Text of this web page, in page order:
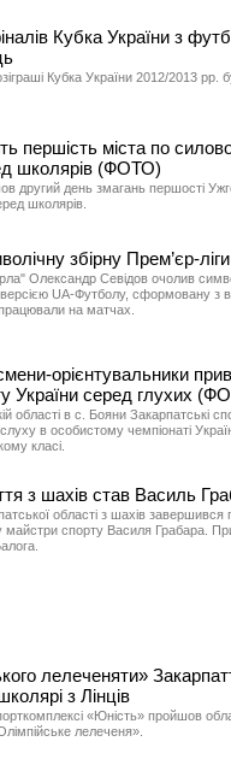
Кубка України з
Кубка України 2012/2013 рр.
першість міста по
школярів (ФОТО)
другий день змагань першості
школярів.
збірну Прем’єр-
Олександр Севідов очолив
версією UA-Футболу, сформовану з
на матчах.
орієнтувальники
України серед глухих
області в с. Бояни Закарпатські
в особистому чемпіонаті
класі.
з шахів став Василь
області з шахів
майстри спорту Василя Грабара.
лелеченяти»
з Лінців
«Юність» пройшов
лелеченя».